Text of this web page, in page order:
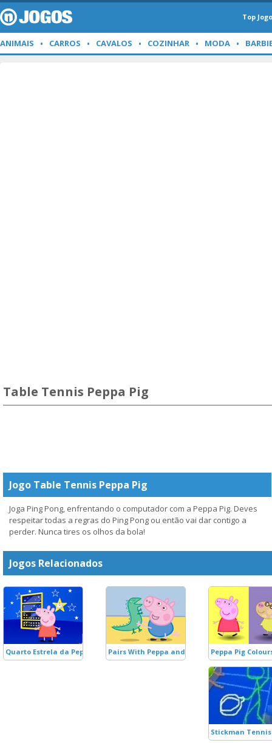
Top
ANIMAIS CARROS CAVALOS COZINHAR MODA
Table Tennis Peppa Pig
Jogo Table Tennis Peppa Pig
Joga Ping Pong, enfrentando o computador com a Peppa Pig. Deves
respeitar todas a regras do Ping Pong ou então vai dar contigo a
perder. Nunca tires os olhos da bola!
Jogos Relacionados
Quarto Estrela da Peppa Pairs With Peppa and GeorgePeppa Pig
Stickman Tennis